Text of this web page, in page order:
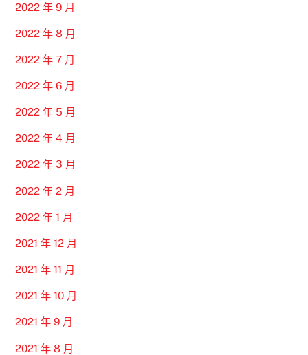
2022 年 9 月
2022 年 8 月
2022 年 7 月
2022 年 6 月
2022 年 5 月
2022 年 4 月
2022 年 3 月
2022 年 2 月
2022 年 1 月
2021 年 12 月
2021 年 11 月
2021 年 10 月
2021 年 9 月
2021 年 8 月